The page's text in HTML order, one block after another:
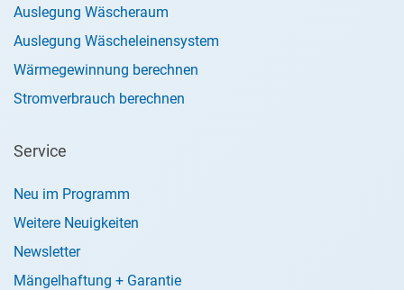
Auslegung Wäscheraum
Auslegung Wäscheleinensystem
Wärmegewinnung berechnen
Stromverbrauch berechnen
Service
Neu im Programm
Weitere Neuigkeiten
Newsletter
Mängelhaftung + Garantie